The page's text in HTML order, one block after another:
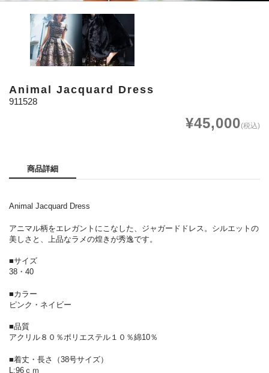
Animal Jacquard Dress
911528
¥45,000(税込)
商品詳細
Animal Jacquard Dress
アニマル柄をエレガントにこなした、ジャガードドレス。シルエットの
美しさと、上品なラメの煌きが秀逸です。
■サイズ
38・40
■カラー
ピンク・ネイビー
■品質
アクリル８０％ポリエステル１０％綿10％
■着丈・長さ（38号サイズ）
L:96ｃｍ